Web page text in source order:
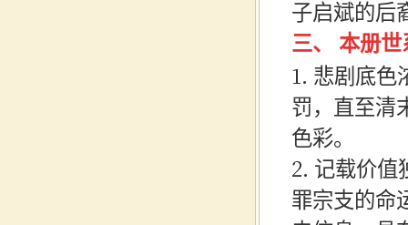
子启斌的后
三、
本册世
1. 悲剧底色
罚，直至清
色彩。
2. 记载价值
罪宗支的命